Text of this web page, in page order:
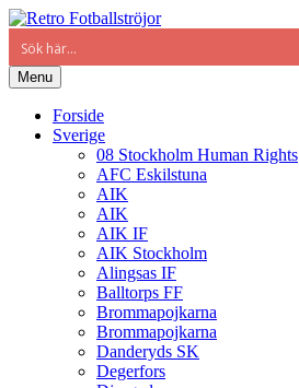
Menu
Forside
Sverige
08 Stockholm Human Rights
AFC Eskilstuna
AIK
AIK
AIK IF
AIK Stockholm
Alingsas IF
Balltorps FF
Brommapojkarna
Brommapojkarna
Danderyds SK
Degerfors